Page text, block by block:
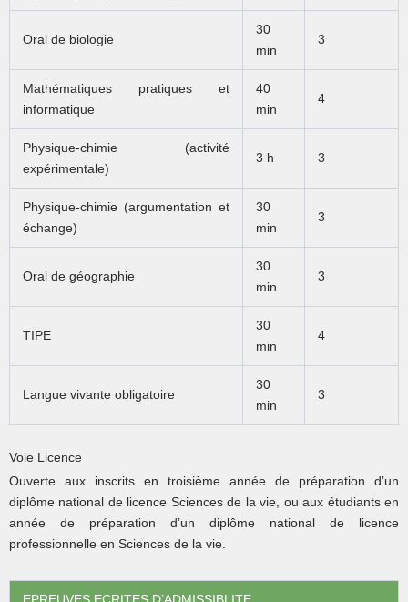
Oral de biologie
30
min
3
Mathématiques pratiques et
informatique
40
min
4
Physique-chimie (activité
expérimentale)
3 h 3
Physique-chimie (argumentation et
échange)
30
min
3
Oral de géographie
30
min
3
TIPE
30
min
4
Langue vivante obligatoire
30
min
3
Voie Licence
Ouverte aux inscrits en troisième année de préparation d’un
diplôme national de licence Sciences de la vie, ou aux étudiants en
année de préparation d’un diplôme national de licence
professionnelle en Sciences de la vie.